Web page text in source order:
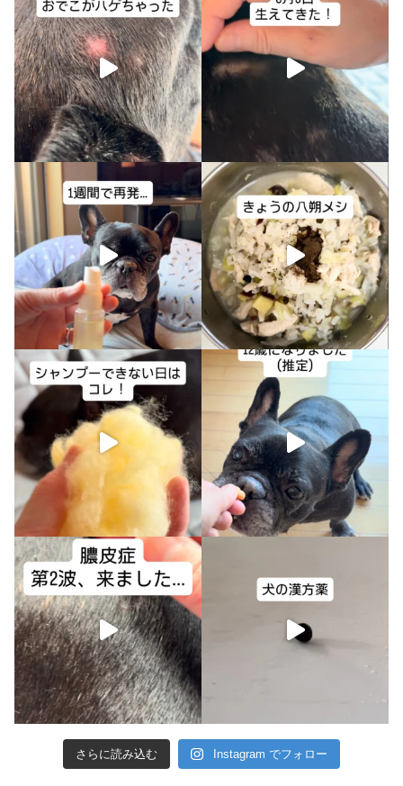
さらに読み込む Instagram でフォロー